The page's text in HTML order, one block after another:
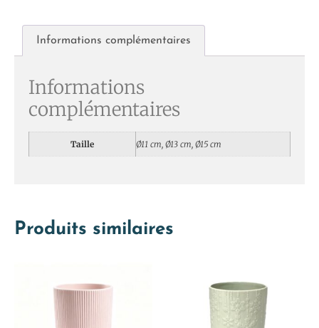
Produits similaires
Informations complémentaires
Informations
complémentaires
Taille Ø11 cm, Ø13 cm, Ø15 cm